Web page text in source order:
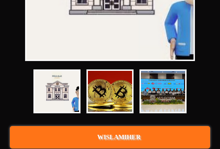
WISLAMIHER